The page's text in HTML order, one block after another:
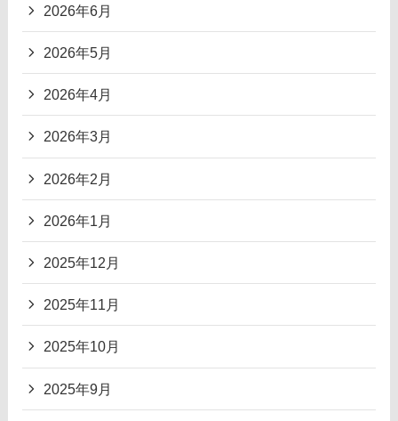
2026年6月
2026年5月
2026年4月
2026年3月
2026年2月
2026年1月
2025年12月
2025年11月
2025年10月
2025年9月